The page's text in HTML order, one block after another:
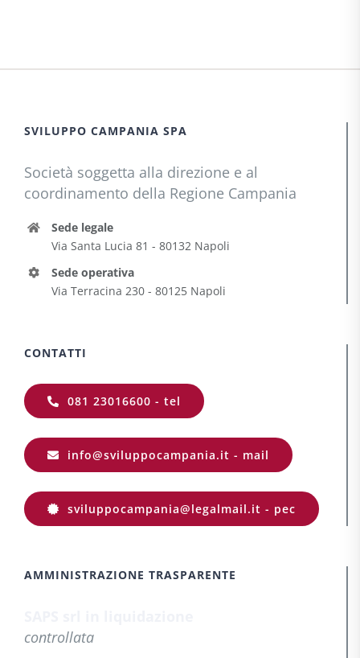
SVILUPPO CAMPANIA SPA
Società soggetta alla direzione e al
coordinamento della Regione Campania
Sede legale
Via Santa Lucia 81 - 80132 Napoli
Sede operativa
Via Terracina 230 - 80125 Napoli
CONTATTI
081 23016600 - tel
info@sviluppocampania.it - mail
sviluppocampania@legalmail.it - pec
AMMINISTRAZIONE TRASPARENTE
controllata